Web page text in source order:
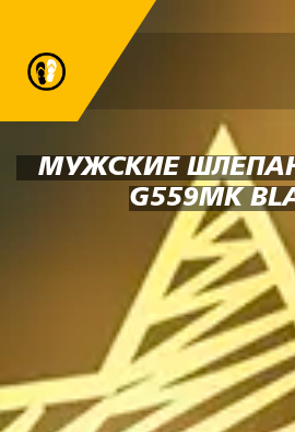
МУЖСКИЕ
G559MK